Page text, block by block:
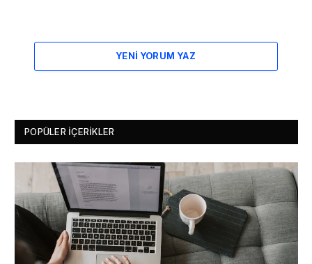
YENI YORUM YAZ
POPÜLER İÇERIKLER